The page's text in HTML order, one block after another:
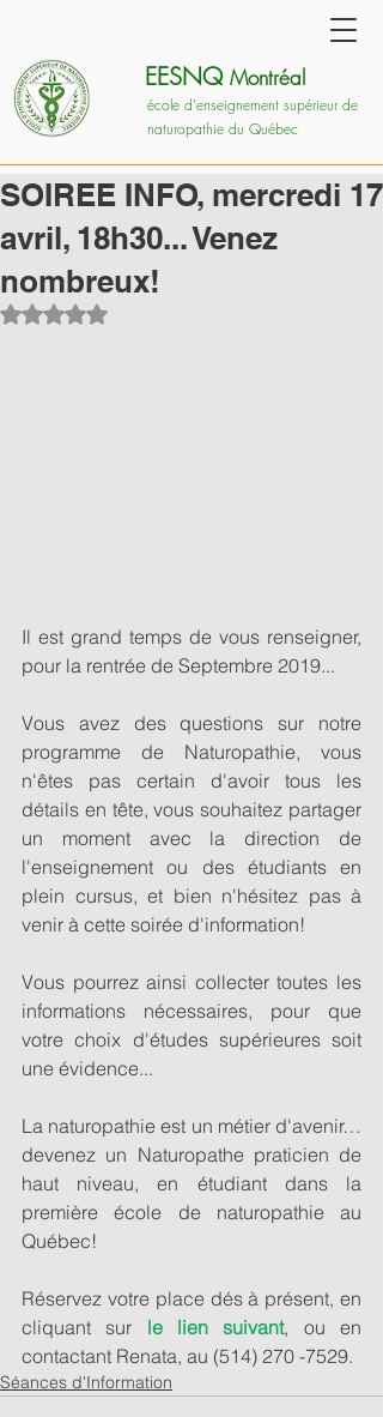
école d'enseignement supérieur de
naturopathie du Québec
EESNQ Montréal
SOIREE INFO, mercredi 17
avril, 18h30... Venez
nombreux!
Noté NaN étoiles sur 5.
Il est grand temps de vous renseigner,
pour la rentrée de Septembre 2019...
Vous avez des questions sur notre
programme de Naturopathie, vous
n'êtes pas certain d'avoir tous les
détails en tête, vous souhaitez partager
un moment avec la direction de
l'enseignement ou des étudiants en
plein cursus, et bien n'hésitez pas à
venir à cette soirée d'information!
Vous pourrez ainsi collecter toutes les
informations nécessaires, pour que
votre choix d'études supérieures soit
une évidence...
La naturopathie est un métier d'avenir…
devenez un Naturopathe praticien de
haut niveau, en étudiant dans la
première école de naturopathie au
Québec!
Réservez votre place dés à présent, en
cliquant sur le lien suivant, ou en
contactant Renata, au (514) 270 -7529.
Séances d'Information